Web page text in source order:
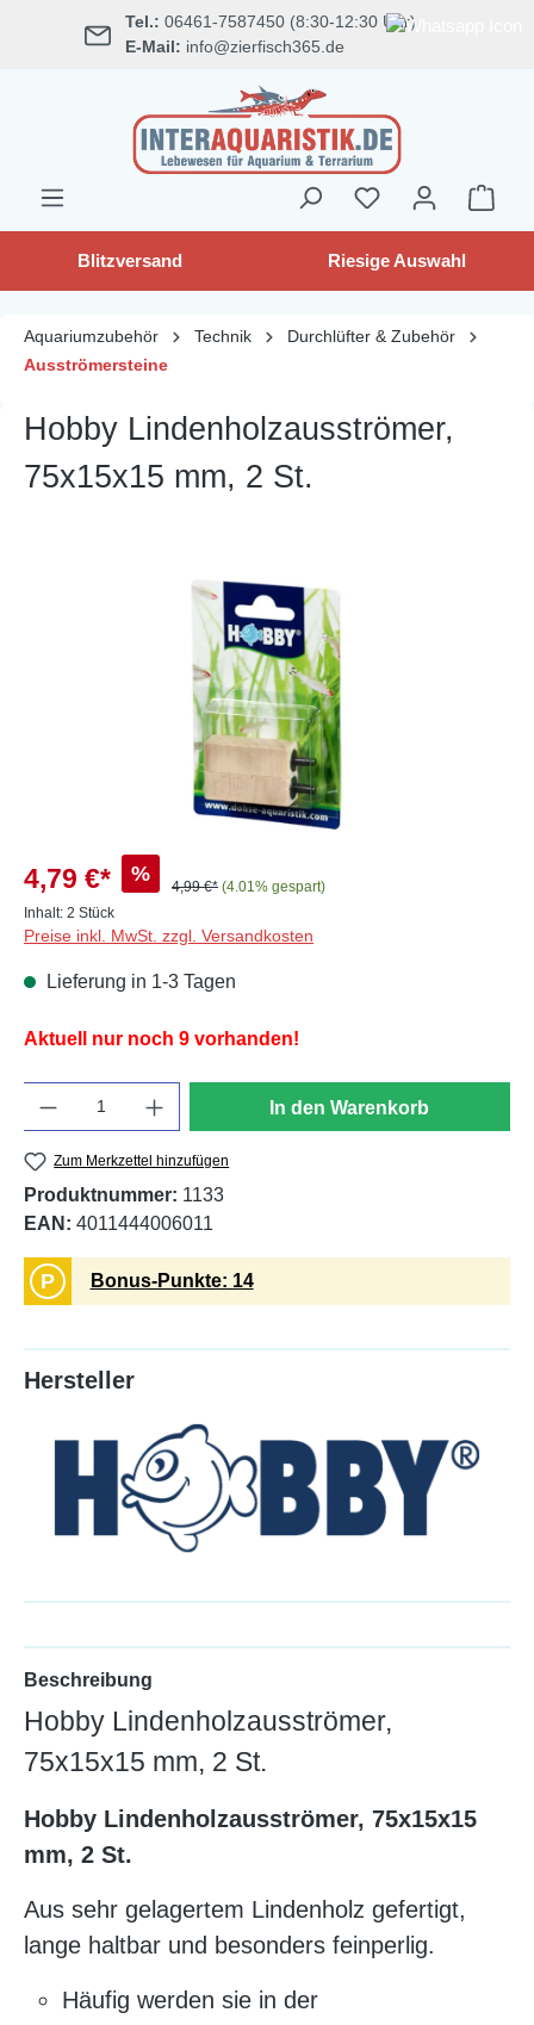
springen Tel.: 06461-7587450 (8:30-12:30 Uhr)
E-Mail: info@zierfisch365.de
Blitzversand Riesige Auswahl
Aquariumzubehör Technik
Durchlüfter & Zubehör
Ausströmersteine
Hobby Lindenholzausströmer,
75x15x15 mm, 2 St.
Bildergalerie überspringen
4,79 €* %
4,99 €* (4.01% gespart)
Inhalt: 2 Stück
Preise inkl. MwSt. zzgl. Versandkosten
Lieferung in 1-3 Tagen
Aktuell nur noch 9 vorhanden!
In den Warenkorb
Zum Merkzettel hinzufügen
Produktnummer: 1133
EAN: 4011444006011
P Bonus-Punkte: 14
Hersteller
Beschreibung
Hobby Lindenholzausströmer,
75x15x15 mm, 2 St.
Hobby Lindenholzausströmer, 75x15x15
mm, 2 St.
Aus sehr gelagertem Lindenholz gefertigt,
lange haltbar und besonders feinperlig.
Häufig werden sie in der